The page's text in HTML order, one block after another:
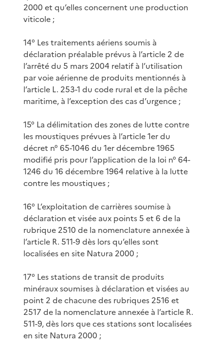
2000 et qu’elles concernent une production
viticole ;
14° Les traitements aériens soumis à
déclaration préalable prévus à l’article 2 de
l’arrêté du 5 mars 2004 relatif à l’utilisation
par voie aérienne de produits mentionnés à
l’article L. 253-1 du code rural et de la pêche
maritime, à l’exception des cas d’urgence ;
15° La délimitation des zones de lutte contre
les moustiques prévues à l’article 1er du
décret n° 65-1046 du 1er décembre 1965
modifié pris pour l’application de la loi n° 64-
1246 du 16 décembre 1964 relative à la lutte
contre les moustiques ;
16° L’exploitation de carrières soumise à
déclaration et visée aux points 5 et 6 de la
rubrique 2510 de la nomenclature annexée à
l’article R. 511-9 dès lors qu’elles sont
localisées en site Natura 2000 ;
17° Les stations de transit de produits
minéraux soumises à déclaration et visées au
point 2 de chacune des rubriques 2516 et
2517 de la nomenclature annexée à l’article R.
511-9, dès lors que ces stations sont localisées
en site Natura 2000 ;